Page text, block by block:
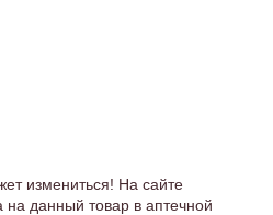
измениться! На сайте
данный товар в аптечной